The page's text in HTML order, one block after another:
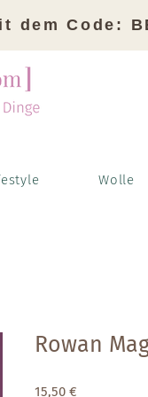
Code:
Wolle
Rowan
15,50 €